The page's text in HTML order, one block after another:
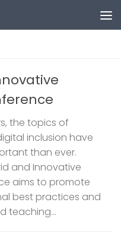
the topics of
inclusion have
than ever.
and Innovative
aims to promote
best practices and
teaching...